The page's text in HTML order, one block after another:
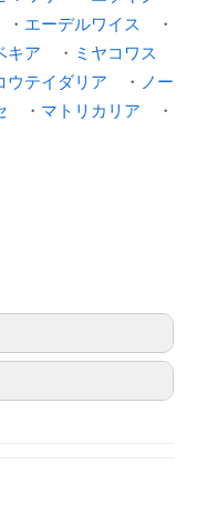
・ エーデルワイス
・
キア ・ ミヤコワス
ウテイダリア ・ ノー
・ マトリカリア ・